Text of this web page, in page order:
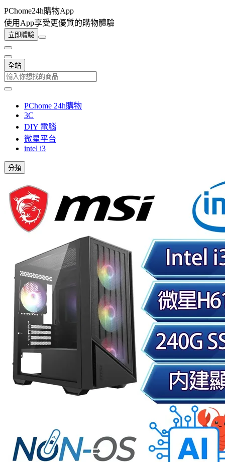
PChome24h購物App
使用App享受更優質的購物體驗
立即體驗
全站
PChome 24h購物
3C
DIY 電腦
微星平台
intel i3
分類